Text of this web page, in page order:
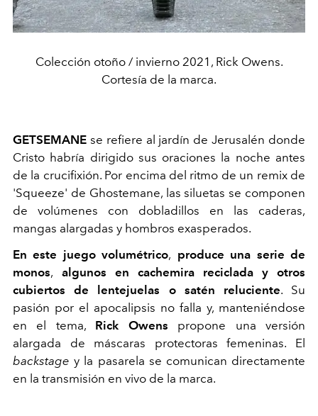
Colección otoño / invierno 2021, Rick Owens.
Cortesía de la marca.
GETSEMANE se refiere al jardín de Jerusalén donde
Cristo habría dirigido sus oraciones la noche antes
de la crucifixión. Por encima del ritmo de un remix de
'Squeeze' de Ghostemane, las siluetas se componen
de volúmenes con dobladillos en las caderas,
mangas alargadas y hombros exasperados.
En este juego volumétrico, produce una serie de
monos, algunos en cachemira reciclada y otros
cubiertos de lentejuelas o satén reluciente. Su
pasión por el apocalipsis no falla y, manteniéndose
en el tema, Rick Owens propone una versión
alargada de máscaras protectoras femeninas. El
backstage y la pasarela se comunican directamente
en la transmisión en vivo de la marca.